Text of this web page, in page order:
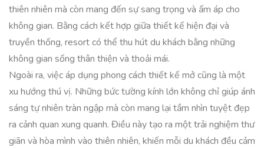
thiên nhiên mà còn mang đến sự sang trọng và ấm áp cho
không gian. Bằng cách kết hợp giữa thiết kế hiện đại và
truyền thống, resort có thể thu hút du khách bằng những
không gian sống thân thiện và thoải mái.
Ngoài ra, việc áp dụng phong cách thiết kế mở cũng là một
xu hướng thú vị. Những bức tường kính lớn không chỉ giúp ánh
sáng tự nhiên tràn ngập mà còn mang lại tầm nhìn tuyệt đẹp
ra cảnh quan xung quanh. Điều này tạo ra một trải nghiệm thư
giãn và hòa mình vào thiên nhiên, khiến mỗi du khách đều cảm